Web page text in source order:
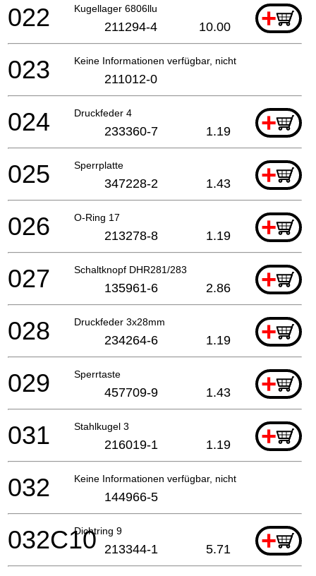
Kugellager 6806llu +
022 211294-4 10.00
Keine Informationen verfügbar, nicht bestellbar
023 211012-0
Druckfeder 4 +
024 233360-7 1.19
Sperrplatte +
025 347228-2 1.43
O-Ring 17 +
026 213278-8 1.19
Schaltknopf DHR281/283 +
027 135961-6 2.86
Druckfeder 3x28mm +
028 234264-6 1.19
Sperrtaste +
029 457709-9 1.43
Stahlkugel 3 +
031 216019-1 1.19
Keine Informationen verfügbar, nicht bestellbar
032 144966-5
Dichtring 9 +
032C10 213344-1 5.71